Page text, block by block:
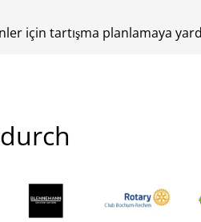
için tartışma planlamaya